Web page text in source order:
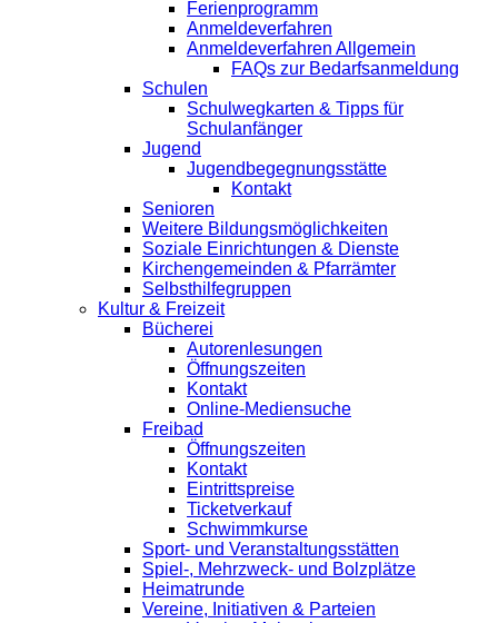
Ferienprogramm
Anmeldeverfahren
Anmeldeverfahren Allgemein
FAQs zur Bedarfsanmeldung
Schulen
Schulwegkarten & Tipps für
Schulanfänger
Jugend
Jugendbegegnungsstätte
Kontakt
Senioren
Weitere Bildungsmöglichkeiten
Soziale Einrichtungen & Dienste
Kirchengemeinden & Pfarrämter
Selbsthilfegruppen
Kultur & Freizeit
Bücherei
Autorenlesungen
Öffnungszeiten
Kontakt
Online-Mediensuche
Freibad
Öffnungszeiten
Kontakt
Eintrittspreise
Ticketverkauf
Schwimmkurse
Sport- und Veranstaltungsstätten
Spiel-, Mehrzweck- und Bolzplätze
Heimatrunde
Vereine, Initiativen & Parteien